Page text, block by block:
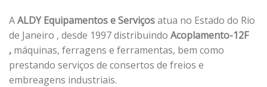
AALDY Equipamentos e Serviçosatua no Estado do Rio
de Janeiro , desde 1997 distribuindo Acoplamento-12F
, máquinas, ferragens e ferramentas, bem como
prestando serviços de consertos de freios e
embreagens industriais.